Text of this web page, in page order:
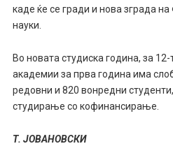
каде ќе се гради и нова зграда
науки.
Во новата студиска година, за
академии за прва година има
редовни и 820 вонредни
студирање со кофинансирање.
Т. ЈОВАНОВСКИ